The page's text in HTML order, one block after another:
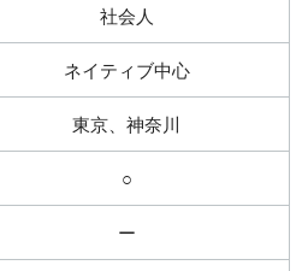
社会人
ネイティブ中心
東京、神奈川
○
ー